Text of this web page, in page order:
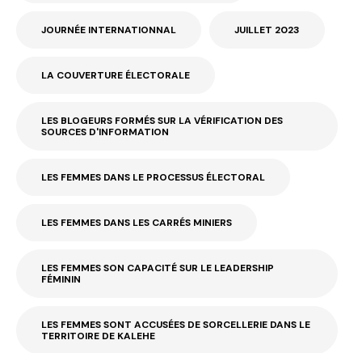
JOURNÉE INTERNATIONNAL JUILLET 2023
LA COUVERTURE ÉLECTORALE
LES BLOGEURS FORMÉS SUR LA VÉRIFICATION DES
SOURCES D'INFORMATION
LES FEMMES DANS LE PROCESSUS ÉLECTORAL
LES FEMMES DANS LES CARRÉS MINIERS
LES FEMMES SON CAPACITÉ SUR LE LEADERSHIP
FÉMININ
LES FEMMES SONT ACCUSÉES DE SORCELLERIE DANS LE
TERRITOIRE DE KALEHE